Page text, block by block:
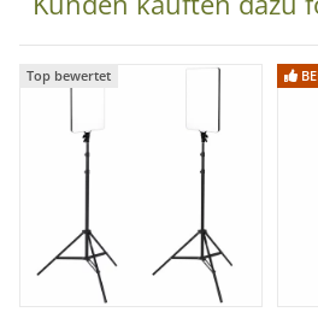
Gewicht: ca. 175g
Betriebsspannung: 100 - 250V AC
Farbwiedergabeindex: Ra>85
Abstrahlwinkel: >120°
Anschluss: E27
mittlere Lebensdauer: ca. 20.000
Top bewertet